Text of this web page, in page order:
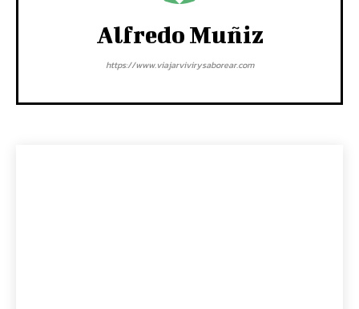
Alfredo Muñiz
https://www.viajarvivirysaborear.com